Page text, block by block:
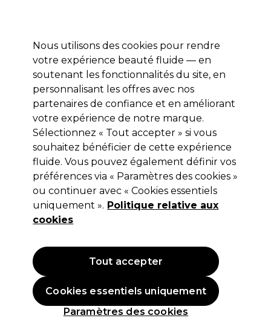
Se connecter
Marques Bons plans Coiffure Electro et Matériel
Livraison et délais
lire la suite
Sibel
Sibel Tuyau pour Angels Bay et
Compact
(0)
6,89 €9,85 €
Nous utilisons des cookies pour rendre
votre expérience beauté fluide — en
soutenant les fonctionnalités du site, en
personnalisant les offres avec nos
partenaires de confiance et en améliorant
votre expérience de notre marque.
Sélectionnez « Tout accepter » si vous
souhaitez bénéficier de cette expérience
fluide. Vous pouvez également définir vos
préférences via « Paramètres des cookies »
ou continuer avec « Cookies essentiels
uniquement ». Politique relative aux
cookies
Paramètres des cookies
Cookies essentiels uniquement
Tout accepter